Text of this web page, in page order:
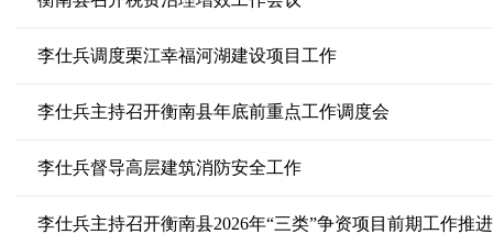
李仕兵调度栗江幸福河湖建设项目工作
李仕兵主持召开衡南县年底前重点工作调度会
李仕兵督导高层建筑消防安全工作
李仕兵主持召开衡南县2026年“三类”争资项目前期工作推